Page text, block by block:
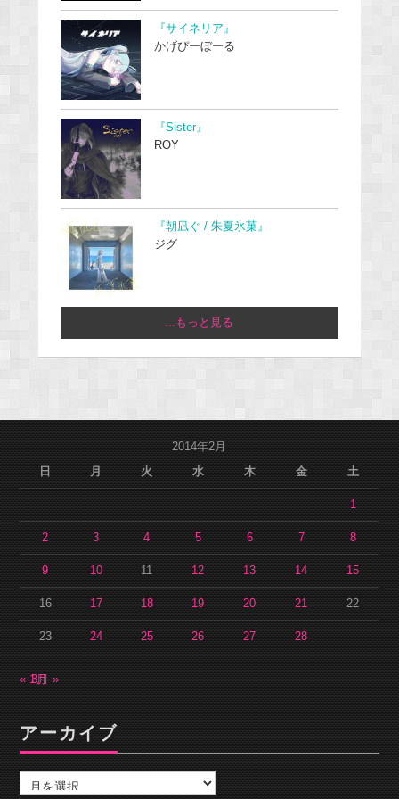
『サイネリア』
かげぴーぼーる
『Sister』
ROY
『朝凪ぐ / 朱夏氷菓』
ジグ
...もっと見る
2014年2月
日
月 火 水 木 金 土
1
2 3 4 5 6 7 8
9 10 11 12 13 14 15
16 17 18 19 20 21 22
23 24 25 26 27 28
« 1月3月 »
アーカイブ